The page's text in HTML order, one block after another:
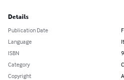
Details
Publication Date
Language
ISBN
Category
Copyright